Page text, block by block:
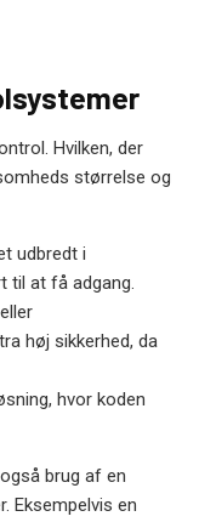
Hvilken, der
størrelse og
udbredt i
til at få adgang.
høj sikkerhed, da
hvor koden
brug af en
Eksempelvis en